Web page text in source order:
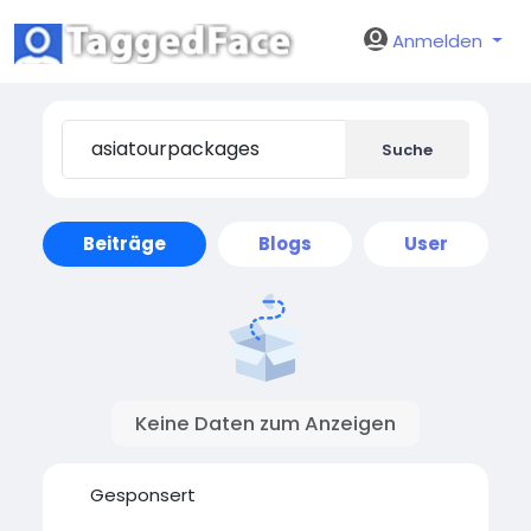
Anmelden
Suche
Beiträge Blogs User
Keine Daten zum Anzeigen
Gesponsert